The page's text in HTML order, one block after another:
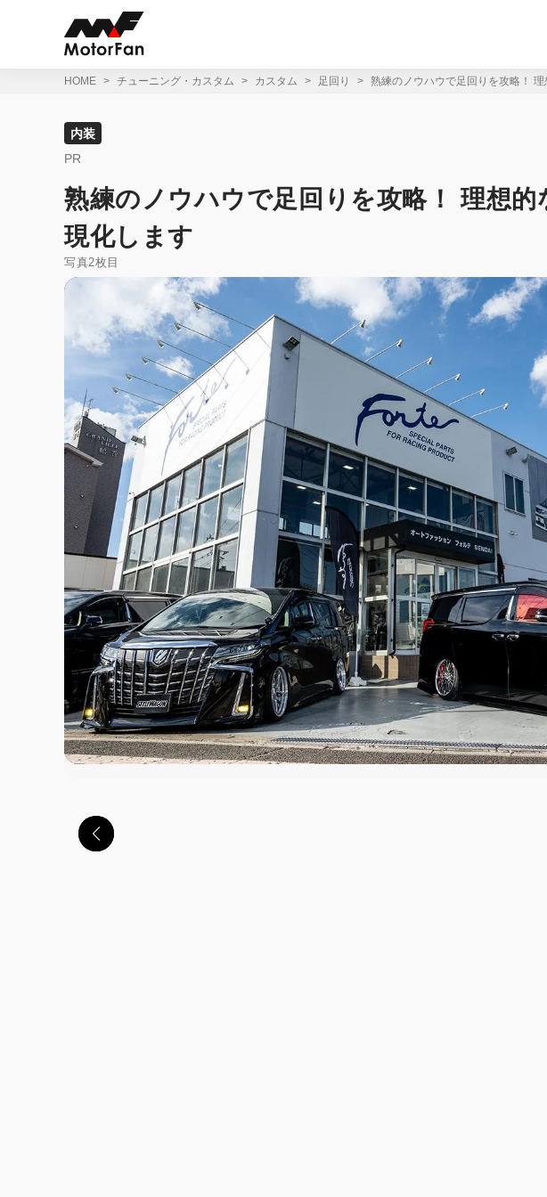
HOME チューニング・カスタム カスタム 足回り 熟練のノウハウで足回りを攻略！
内装
PR
熟練のノウハウで足回りを攻略！ 理想
現化します
写真2枚目